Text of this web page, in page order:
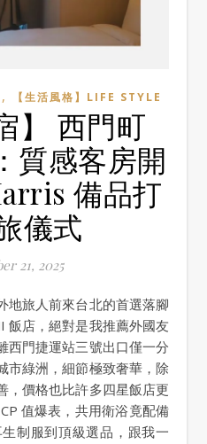
, 【生活風格】LIFE STYLE
】 西門町
質感客房開
備品打
儀式
21, 2025
飯店，絕對是我推薦外國友
西門捷運站三號出口僅一分
市綠洲，細節極致奢華，除
，價格也比許多四星飯店更
值爆表，共用衛浴竟配備
制服到頂級選品，跟我一